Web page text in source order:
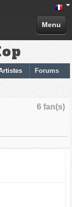
Menu
Forums
6 fan(s)